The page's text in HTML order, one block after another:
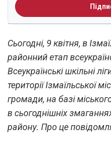
Сьогодні, 9 квітня, в
районний етап
Всеукраїнські шкільні
території Ізмаїльської
громади, на базі
в сьогоднішніх
району. Про це